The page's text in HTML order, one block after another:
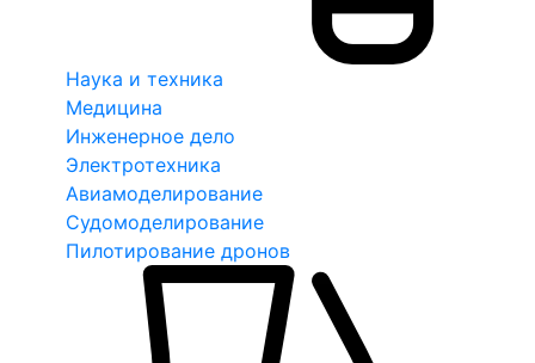
Наука и техника
Медицина
Инженерное дело
Электротехника
Авиамоделирование
Судомоделирование
Пилотирование дронов